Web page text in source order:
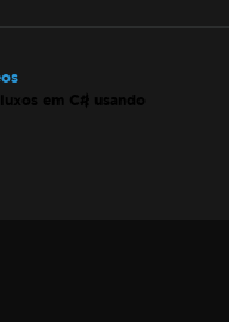
em C# usando